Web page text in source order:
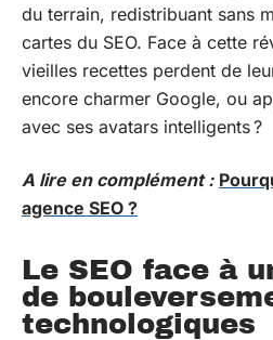
du terrain, redistribuant sans
cartes du SEO. Face à cette
vieilles recettes perdent de
encore charmer Google, ou
avec ses avatars intelligents ?
A lire en complément :
agence SEO ?
Le SEO face à
de
technologiques